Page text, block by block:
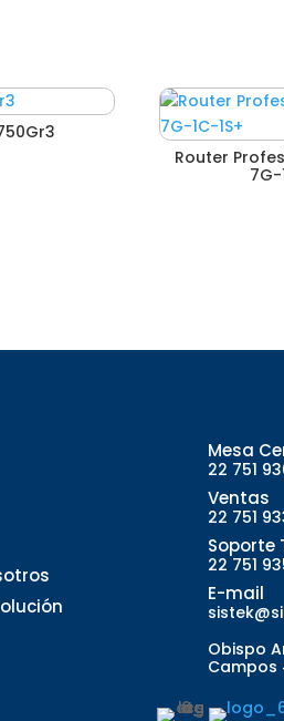
Router
7G-
Mesa
22 751
Ventas
22 751
Soporte
22 751
E-mail
Obispo
Campos